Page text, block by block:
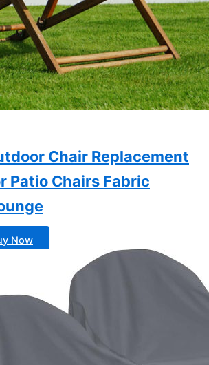
Chair Replacement
Patio Chairs Fabric
Now